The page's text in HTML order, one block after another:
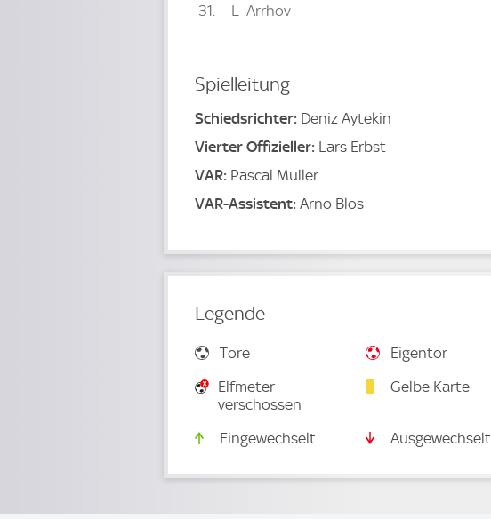
31 L Arrhov
Spielleitung
Schiedsrichter: Deniz Aytekin
Vierter Offizieller: Lars Erbst
VAR: Pascal Muller
VAR-Assistent: Arno Blos
Legende
Tore Eigentor
Elfmeter
verschossen
Gelbe Karte
Eingewechselt Ausgewechselt